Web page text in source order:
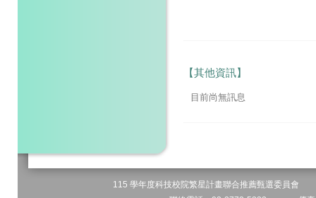
【其他資訊】
目前尚無訊息
115 學年度科技校院繁星計畫聯合推薦甄選委員會